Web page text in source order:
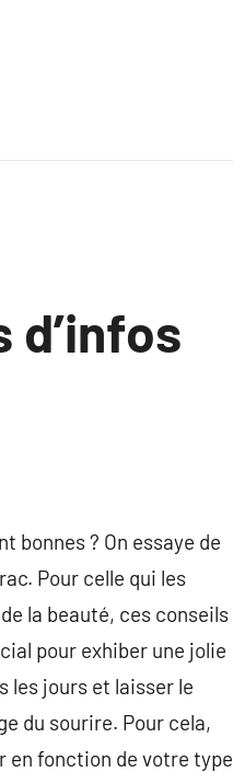
d’infos
bonnes ? On essaye de
Pour celle qui les
la beauté, ces conseils
pour exhiber une jolie
les jours et laisser le
du sourire. Pour cela,
en fonction de votre type